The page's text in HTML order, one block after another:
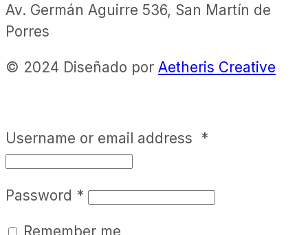
Av. Germán Aguirre 536, San Martín de
Porres
© 2024 Diseñado por Aetheris Creative
Username or email address *
Password *
Remember me